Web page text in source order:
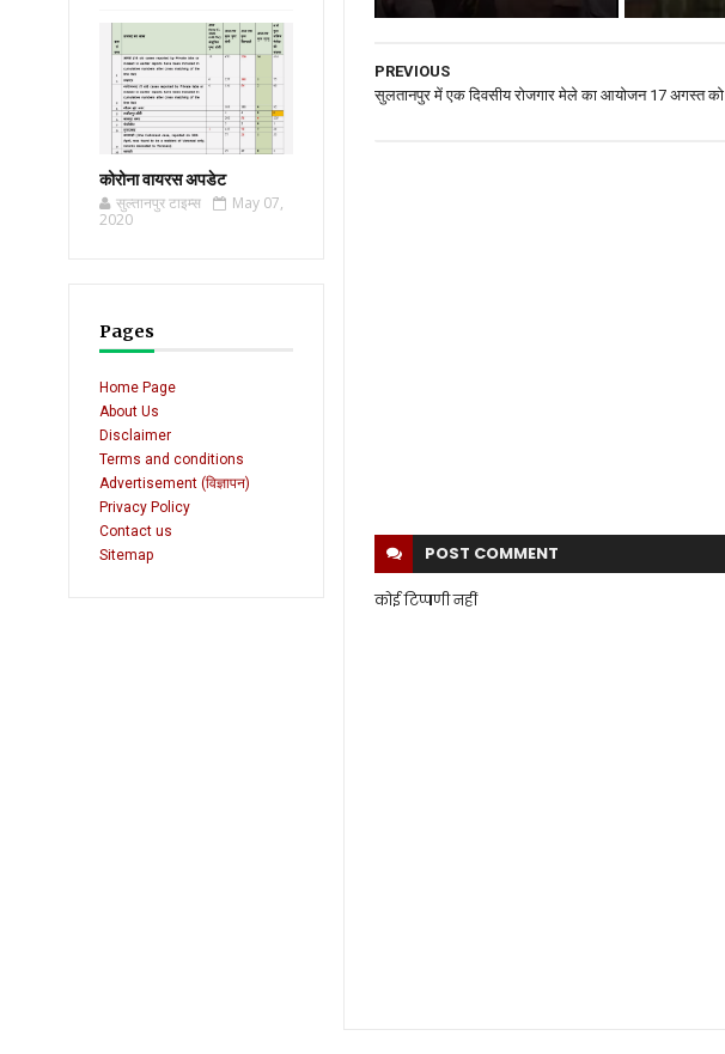
कोरोना वायरस अपडेट
सुल्तानपुर टाइम्स
May 07,
2020
Pages
Home Page
About Us
Disclaimer
Terms and conditions
Advertisement (विज्ञापन)
Privacy Policy
Contact us
Sitemap
PREVIOUS
सुलतानपुर में एक दिवसीय रोजगार मेले का आयोजन 17 अगस्त को
POST COMMENT
कोई टिप्पणी नहीं